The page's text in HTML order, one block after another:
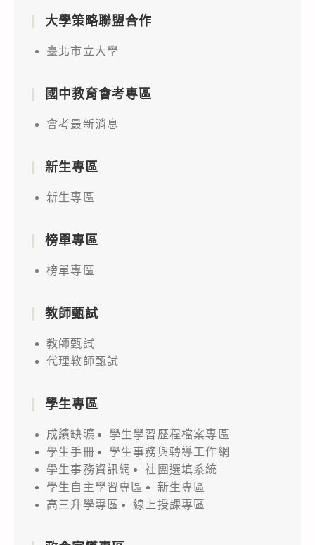
大學策略聯盟合作
臺北市立大學
國中教育會考專區
會考最新消息
新生專區
新生專區
榜單專區
榜單專區
教師甄試
教師甄試
代理教師甄試
學生專區
成績缺曠
學生學習歷程檔案專區
學生手冊
學生事務與轉導工作網
學生事務資訊網
社團選填系統
學生自主學習專區
新生專區
高三升學專區
線上授課專區